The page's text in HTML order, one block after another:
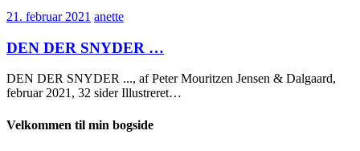
21. februar 2021 21.
2021
anetteanette
DEN DER SNYDER …
DEN DER SNYDER ..., af Peter Mouritzen Jensen & Dalgaard,
februar 2021, 32 sider Illustreret…
Velkommen til min bogside